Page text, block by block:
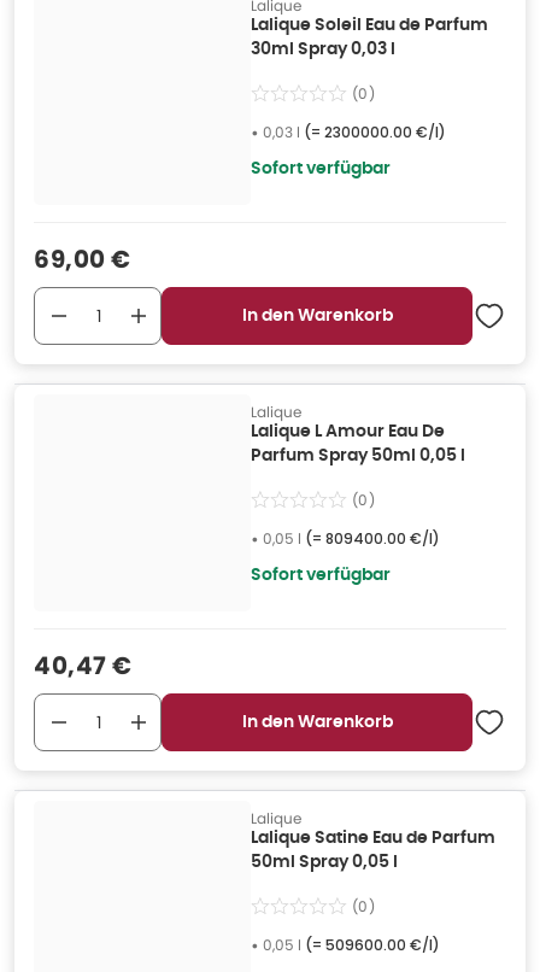
Lalique
Lalique Soleil Eau de Parfum
30ml Spray 0,03 l
(0)
• 0,03 l (= 2300000.00 €/l)
Sofort verfügbar
Verkaufspreis
69,00 €
In den Warenkorb
Lalique
Lalique L Amour Eau De
Parfum Spray 50ml 0,05 l
(0)
• 0,05 l (= 809400.00 €/l)
Sofort verfügbar
Verkaufspreis
40,47 €
In den Warenkorb
Lalique
Lalique Satine Eau de Parfum
50ml Spray 0,05 l
(0)
• 0,05 l (= 509600.00 €/l)